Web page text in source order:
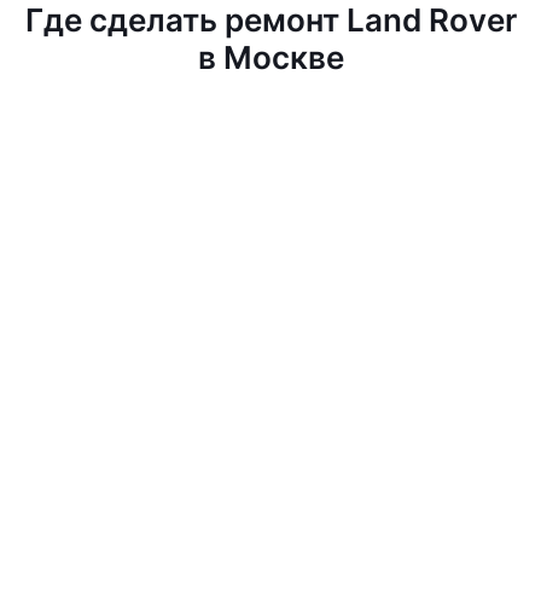
Где сделать ремонт Land Rover
в Москве